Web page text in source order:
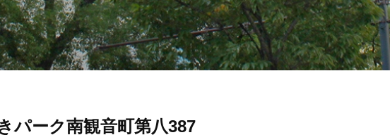
パーク南観音町第八387